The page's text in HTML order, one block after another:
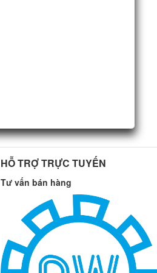
HỖ TRỢ TRỰC TUYẾN
Tư vấn bán hàng